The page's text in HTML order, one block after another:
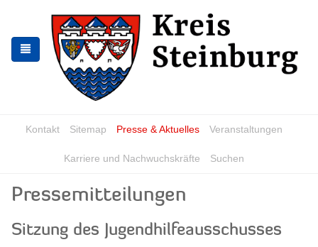
the
navigation
the
content
Kontakt Sitemap Presse & Aktuelles Veranstaltungen
Karriere und Nachwuchskräfte Suchen
Pressemitteilungen
Sitzung des Jugendhilfeausschusses